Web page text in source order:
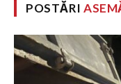
POSTĂRI